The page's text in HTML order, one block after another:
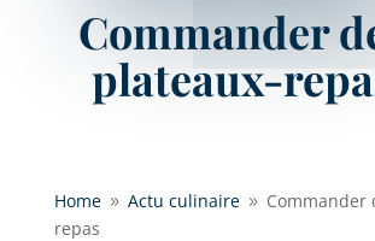
Commander
plateaux-
Home 9 Actu culinaire 9 Commander
repas